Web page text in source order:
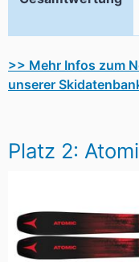
>> Mehr Infos zum
unserer
Platz 2: